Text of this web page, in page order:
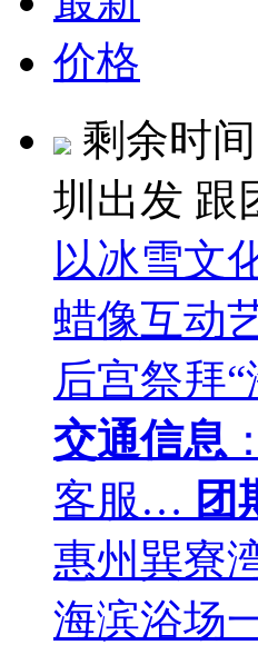
价格
剩余时间
圳出发 跟
以冰雪文
蜡像互动
后宫祭拜
交通信息
客服… 团
惠州巽寮
海滨浴场